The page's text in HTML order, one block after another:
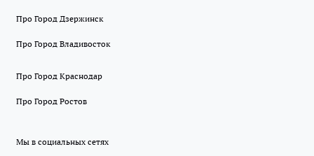
Про Город Дзержинск
Про Город Владивосток
Про Город Краснодар
Про Город Ростов
Мы в социальных сетях